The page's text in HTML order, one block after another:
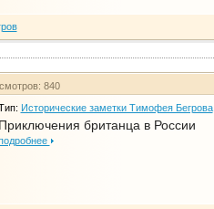
840
Исторические заметки Тимофея Бегрова
Приключения британца в России